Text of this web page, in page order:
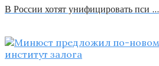
В России хотят унифицировать пси …